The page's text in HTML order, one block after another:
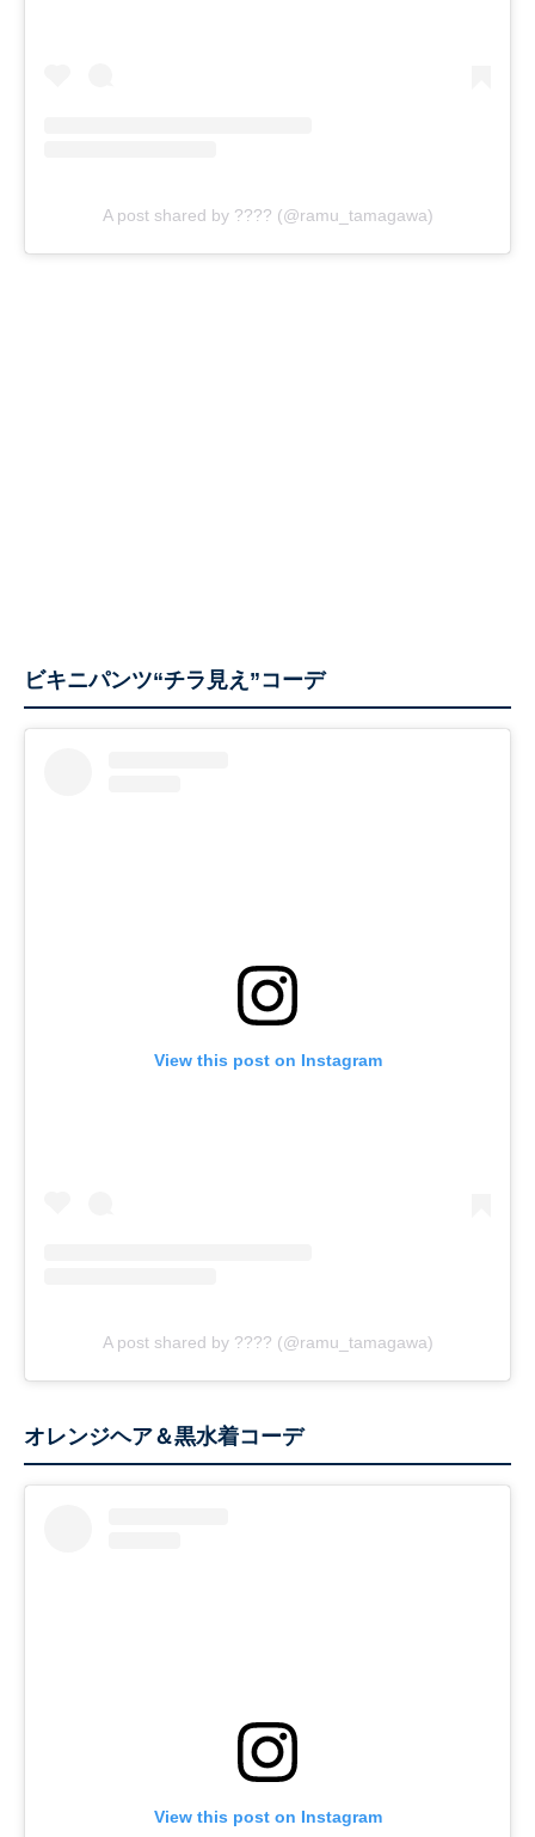
A post shared by ???? (@ramu_tamagawa)
ビキニパンツ“チラ見え”コーデ
View this post on Instagram
A post shared by ???? (@ramu_tamagawa)
オレンジヘア＆黒水着コーデ
View this post on Instagram